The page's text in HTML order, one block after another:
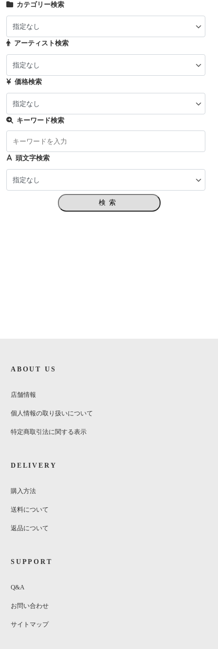
カテゴリー検索
アーティスト検索
価格検索
キーワード検索
頭文字検索
検索
ABOUT US
店舗情報
個人情報の取り扱いについて
特定商取引法に関する表示
DELIVERY
購入方法
送料について
返品について
SUPPORT
Q&A
お問い合わせ
サイトマップ